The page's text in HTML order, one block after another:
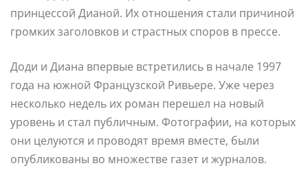
принцессой Дианой. Их отношения стали причиной
громких заголовков и страстных споров в прессе.
Доди и Диана впервые встретились в начале 1997
года на южной Французской Ривьере. Уже через
несколько недель их роман перешел на новый
уровень и стал публичным. Фотографии, на которых
они целуются и проводят время вместе, были
опубликованы во множестве газет и журналов.